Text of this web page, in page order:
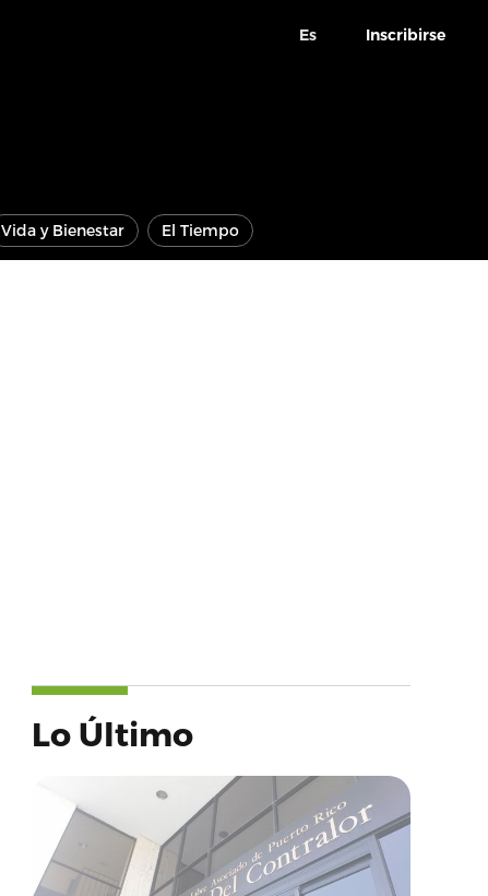
Es Inscribirse
Vida y Bienestar El Tiempo
Lo Último